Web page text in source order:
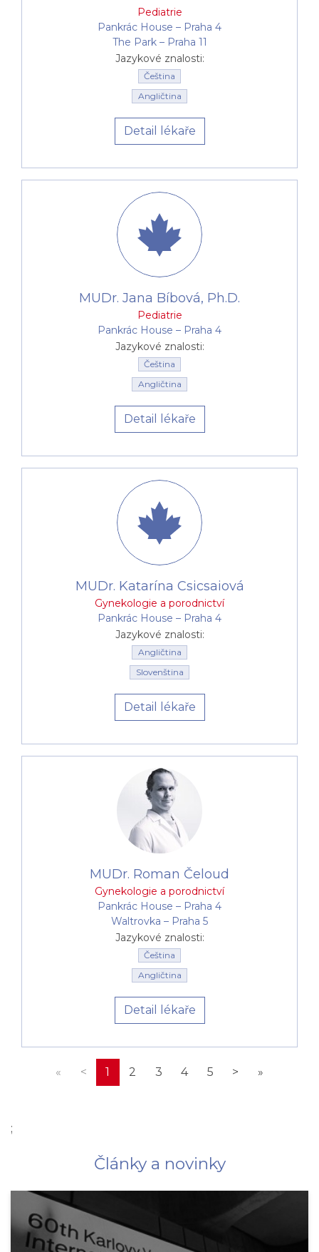
Pediatrie
Pankrác House –⁠⁠⁠⁠⁠⁠ Praha 4
The Park –⁠⁠⁠⁠⁠⁠ Praha 11
Jazykové znalosti:
Čeština
Angličtina
Detail lékaře
MUDr. Jana Bíbová, Ph.D.
Pediatrie
Pankrác House –⁠⁠⁠⁠⁠⁠ Praha 4
Jazykové znalosti:
Čeština
Angličtina
Detail lékaře
MUDr. Katarína Csicsaiová
Gynekologie a porodnictví
Pankrác House –⁠⁠⁠⁠⁠⁠ Praha 4
Jazykové znalosti:
Angličtina
Slovenština
Detail lékaře
MUDr. Roman Čeloud
Gynekologie a porodnictví
Pankrác House –⁠⁠⁠⁠⁠⁠ Praha 4
Waltrovka –⁠⁠⁠⁠⁠⁠ Praha 5
Jazykové znalosti:
Čeština
Angličtina
Detail lékaře
« < 1 2 3 4 5 > »
;
Články a novinky